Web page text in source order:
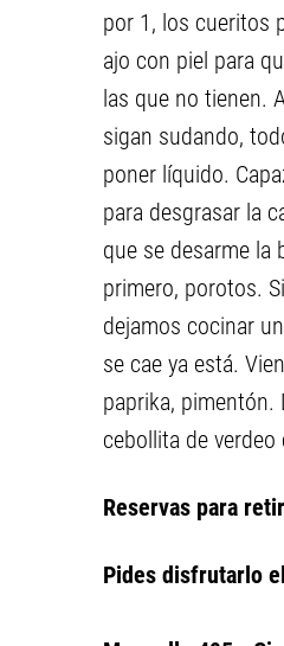
por 1, los cueritos
ajo con piel para
las que no tienen.
sigan sudando,
poner líquido.
para desgrasar la
que se desarme la
primero, porotos.
dejamos cocinar
se cae ya está.
paprika, pimentón.
cebollita de
Reservas para
Pides disfrutarlo